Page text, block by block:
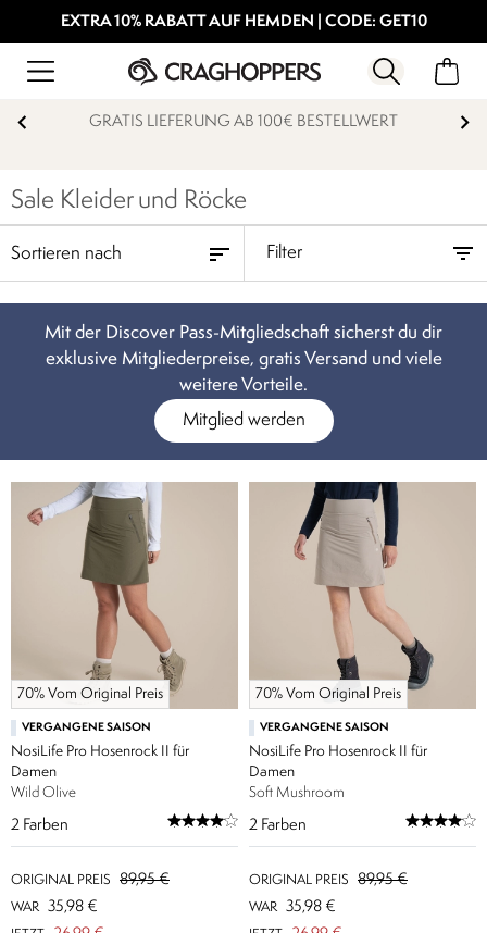
EXTRA 10% RABATT AUF HEMDEN | CODE: GET10
GRATIS LIEFERUNG AB 100€ BESTELLWERT
Sale Kleider und Röcke
Filter
Mit der Discover Pass-Mitgliedschaft sicherst du dir
exklusive Mitgliederpreise, gratis Versand und viele
weitere Vorteile.
Mitglied werden
70% Vom Original Preis
VERGANGENE SAISON
NosiLife Pro Hosenrock II für
Damen
Wild Olive
2 Farben
ORIGINAL PREIS 89,95 €
WAR 35,98 €
70% Vom Original Preis
VERGANGENE SAISON
NosiLife Pro Hosenrock II für
Damen
Soft Mushroom
2 Farben
ORIGINAL PREIS 89,95 €
WAR 35,98 €